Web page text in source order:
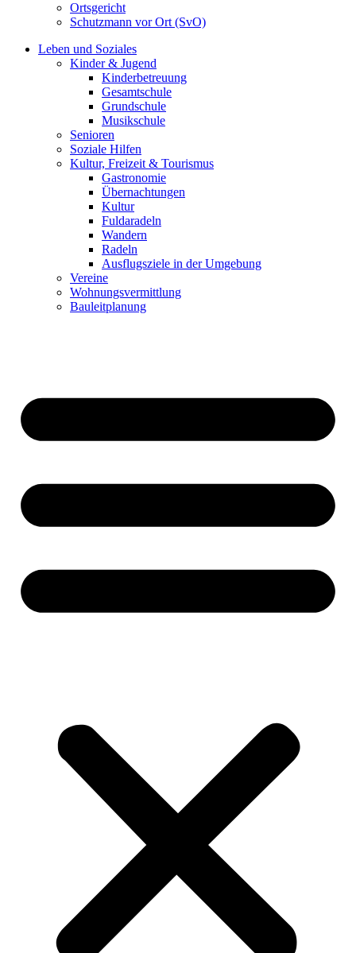
Ortsgericht
Schutzmann vor Ort (SvO)
Leben und Soziales
Kinder & Jugend
Kinderbetreuung
Gesamtschule
Grundschule
Musikschule
Senioren
Soziale Hilfen
Kultur, Freizeit & Tourismus
Gastronomie
Übernachtungen
Kultur
Fuldaradeln
Wandern
Radeln
Ausflugsziele in der Umgebung
Vereine
Wohnungsvermittlung
Bauleitplanung